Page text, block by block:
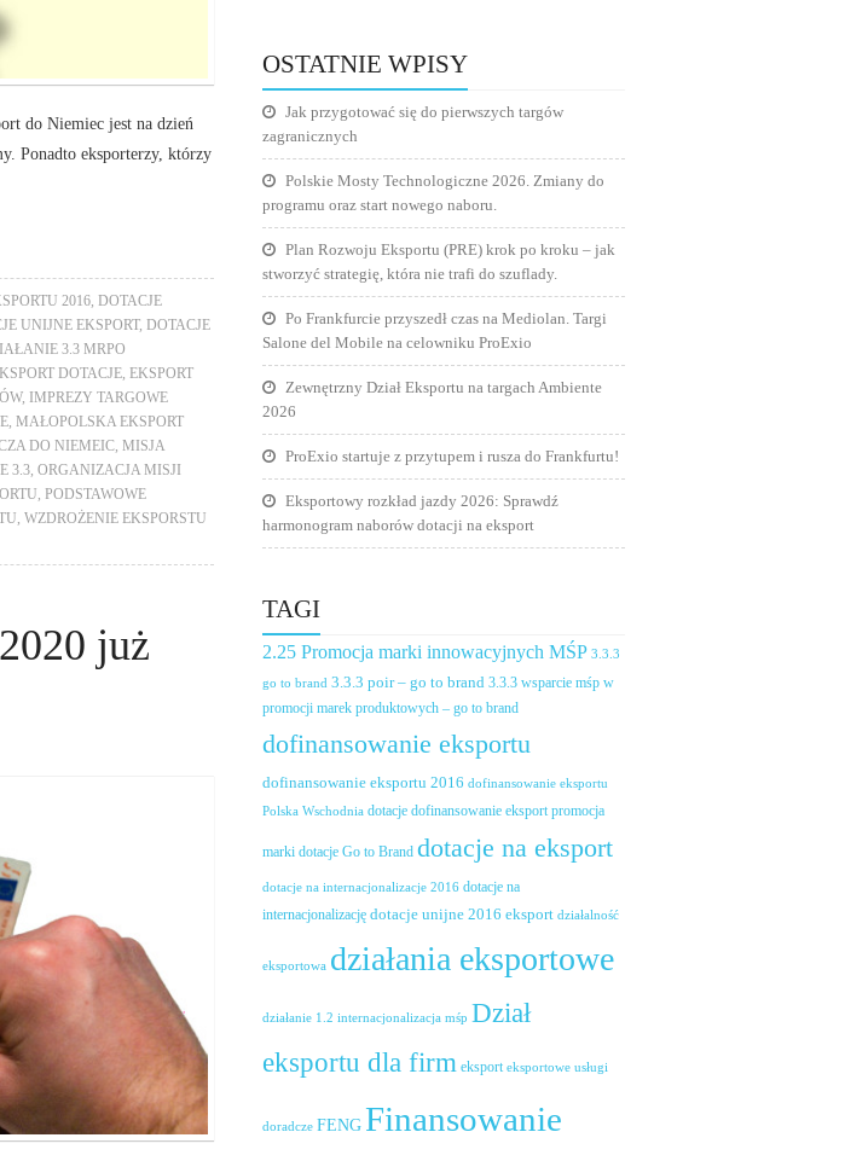
do Niemiec jest na dzień
Ponadto eksporterzy, którzy
2016, DOTACJE
UNIJNE EKSPORT, DOTACJE
3.3 MRPO
DOTACJE EKSPORT
,
IMPREZY TARGOWE
MAŁOPOLSKA EKSPORT
DO NIEMEIC MISJA
3.3 ORGANIZACJA MISJI
PODSTAWOWE
WZDROŻENIE EKSPORSTU
już
OSTATNIE WPISY
Jak przygotować się do pierwszych targów
zagranicznych
Polskie Mosty Technologiczne 2026. Zmiany do
programu oraz start nowego naboru.
Plan Rozwoju Eksportu (PRE) krok po kroku – jak
stworzyć strategię, która nie trafi do szuflady.
Po Frankfurcie przyszedł czas na Mediolan. Targi
Salone del Mobile na celowniku ProExio
Zewnętrzny Dział Eksportu na targach Ambiente
2026
ProExio startuje z przytupem i rusza do Frankfurtu!
Eksportowy rozkład jazdy 2026: Sprawdź
harmonogram naborów dotacji na eksport
TAGI
2.25 Promocja marki innowacyjnych MŚP 3.3.3
go to brand 3.3.3 poir – go to brand 3.3.3 wsparcie mśp w
promocji marek produktowych – go to brand
dofinansowanie eksportu
dofinansowanie eksportu 2016 dofinansowanie eksportu
Polska Wschodnia dotacje dofinansowanie eksport promocja
marki dotacje Go to Brand dotacje na eksport
dotacje na internacjonalizacje 2016 dotacje na
internacjonalizację dotacje unijne 2016 eksport działalność
eksportowa działania eksportowe
działanie 1.2 internacjonalizacja mśp Dział
eksportu dla firm eksport eksportowe usługi
doradcze FENG Finansowanie